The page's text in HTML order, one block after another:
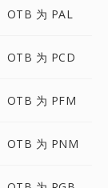
OTB 为 PAL
OTB 为 PCD
OTB 为 PFM
OTB 为 PNM